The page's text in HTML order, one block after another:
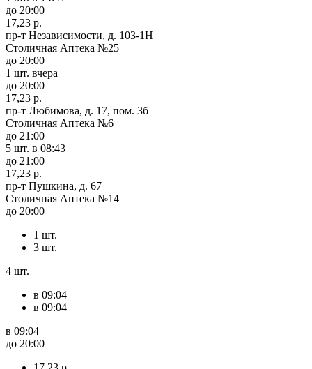
до 20:00
17,23 р.
пр-т Независимости, д. 103-1Н
Столичная Аптека №25
до 20:00
1 шт. вчера
до 20:00
17,23 р.
пр-т Любимова, д. 17, пом. 3б
Столичная Аптека №6
до 21:00
5 шт. в 08:43
до 21:00
17,23 р.
пр-т Пушкина, д. 67
Столичная Аптека №14
до 20:00
1 шт.
3 шт.
4 шт.
в 09:04
в 09:04
в 09:04
до 20:00